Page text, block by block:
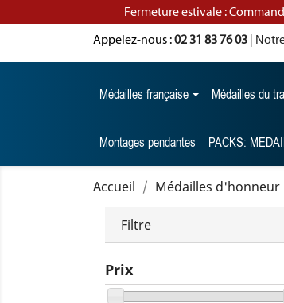
Fermeture estivale :
Appelez-nous :02 31 83 76 03 |
Médailles française Médailles du
Montages pendantes PACKS:
Accueil Médailles d'honneur
Filtre
Prix